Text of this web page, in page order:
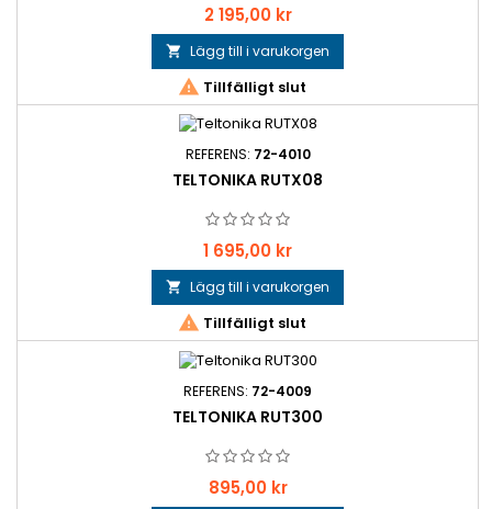
Pris
2 195,00 kr
 Lägg till i varukorgen
 Tillfälligt slut
REFERENS: 72-4010
TELTONIKA RUTX08
Pris
1 695,00 kr
 Lägg till i varukorgen
 Tillfälligt slut
REFERENS: 72-4009
TELTONIKA RUT300
Pris
895,00 kr